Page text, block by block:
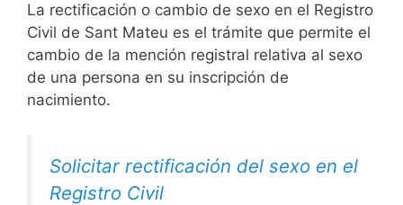
La rectificación o cambio de sexo en el Registro
Civil de Sant Mateu es el trámite que permite el
cambio de la mención registral relativa al sexo
de una persona en su inscripción de
nacimiento.
Solicitar rectificación del sexo en el
Registro Civil